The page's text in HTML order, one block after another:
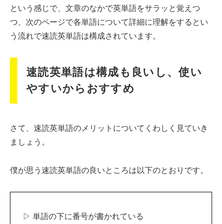
という感じで、文章のなかで英単語をサラッと覚えつ
つ、次のページで各単語について詳細に理解をするとい
う流れで速読英単語は構成されています。
速読英単語は構成も良いし、使い
やすいからおすすめ
さて、速読英単語のメリットについてくわしく見ていき
ましょう。
僕が思う速読英単語の良いところは以下のとおりです。
▷ 単語の下に番号が書かれている